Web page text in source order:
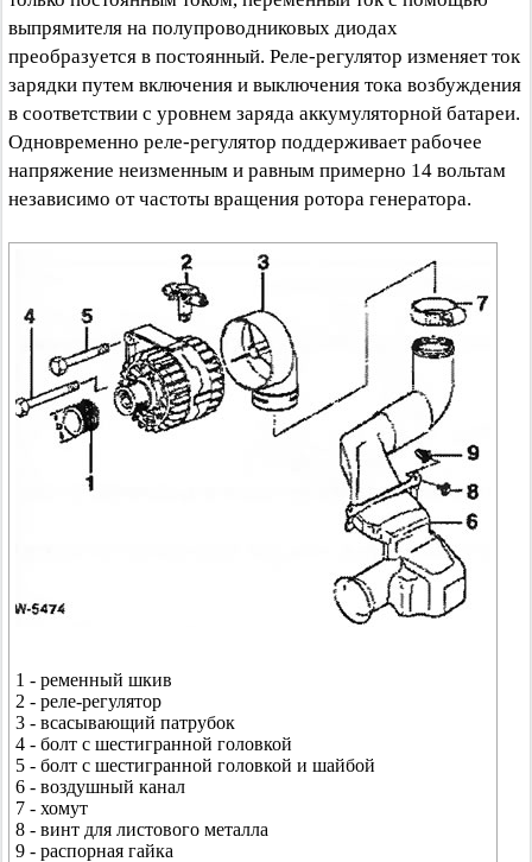
выпрямителя на полупроводниковых диодах
преобразуется в постоянный. Реле-регулятор изменяет ток
зарядки путем включения и выключения тока возбуждения
в соответствии с уровнем заряда аккумуляторной батареи.
Одновременно реле-регулятор поддерживает рабочее
напряжение неизменным и равным примерно 14 вольтам
независимо от частоты вращения ротора генератора.
1 - ременный шкив
2 - реле-регулятор
3 - всасывающий патрубок
4 - болт с шестигранной головкой
5 - болт с шестигранной головкой и шайбой
6 - воздушный канал
7 - хомут
8 - винт для листового металла
9 - распорная гайка